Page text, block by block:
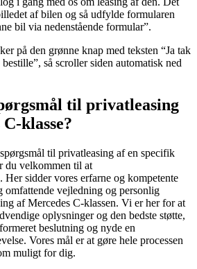
af bilen og så udfylde formularen
bil via nedenstående formular”.
på den grønne knap med teksten “Ja tak
så scroller siden automatisk ned
til privatleasing
klasse?
til privatleasing af en specifik
du velkommen til at
. Her sidder vores erfarne og kompetente
omfattende vejledning og personlig
af Mercedes C-klassen. Vi er her for at
oplysninger og den bedste støtte,
beslutning og nyde en
Vores mål er at gøre hele processen
muligt for dig.